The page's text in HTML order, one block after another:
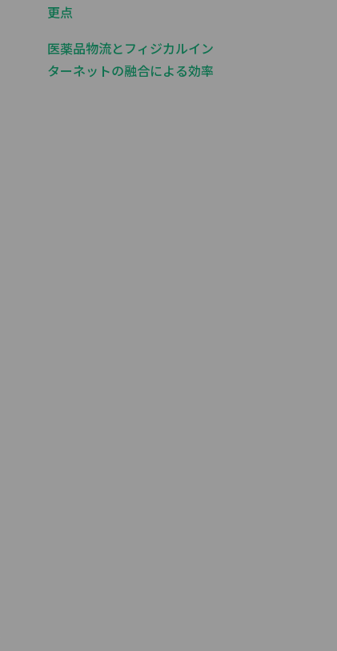
更点
医薬品物流とフィジカルイン
ターネットの融合による効率